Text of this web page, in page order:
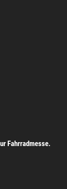
Fahrradmesse.